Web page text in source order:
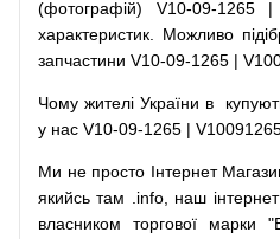
(фотографій) V10-09-1265
характеристик. Можливо
запчастини V10-09-1265 |
Чому жителі України в
у нас V10-09-1265 |
Ми не просто Інтернет
якийсь там .info, наш інтернет
власником
торгової марки "